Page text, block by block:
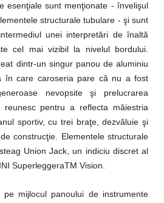
esenţiale sunt menţionate - învelişul
structurale tubulare - şi sunt
unei interpretări de înaltă
cel mai vizibil la nivelul bordului.
dintr-un singur panou de aluminiu
în care caroseria pare că nu a fost
nevopsite şi prelucrarea
pentru a reflecta măiestria
sportiv, cu trei braţe, dezvăluie şi
construcţie. Elementele structurale
Union Jack, un indiciu discret al
SuperleggeraTM Vision.
pe mijlocul panoului de instrumente